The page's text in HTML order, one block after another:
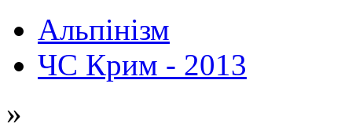
Альпінізм
ЧС Крим - 2013
»